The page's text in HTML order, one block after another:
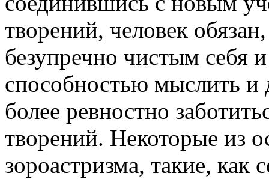
творений, человек
безупречно чистым себя
способностью мыслить и
более ревностно
творений. Некоторые из
зороастризма, такие,